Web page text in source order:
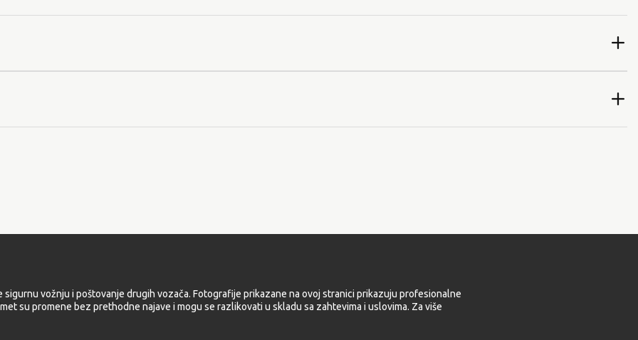
vožnju i poštovanje drugih vozača. Fotografije prikazane na ovoj stranici prikazuju profesionalne
su promene bez prethodne najave i mogu se razlikovati u skladu sa zahtevima i uslovima. Za više